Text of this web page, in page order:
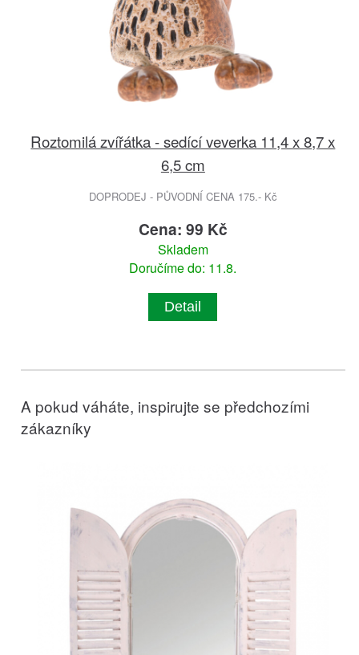
Roztomilá zvířátka - sedící veverka 11,4 x 8,7 x
6,5 cm
DOPRODEJ - PŮVODNÍ CENA 175.- Kč
Cena: 99 Kč
Skladem
Doručíme do: 11.8.
Detail
A pokud váháte, inspirujte se předchozími
zákazníky